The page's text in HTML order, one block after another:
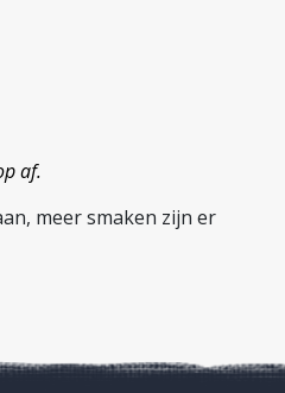
af.
meer smaken zijn er